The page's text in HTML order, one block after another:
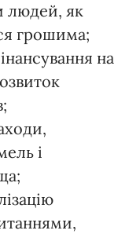
людей, як
грошима;
на
і